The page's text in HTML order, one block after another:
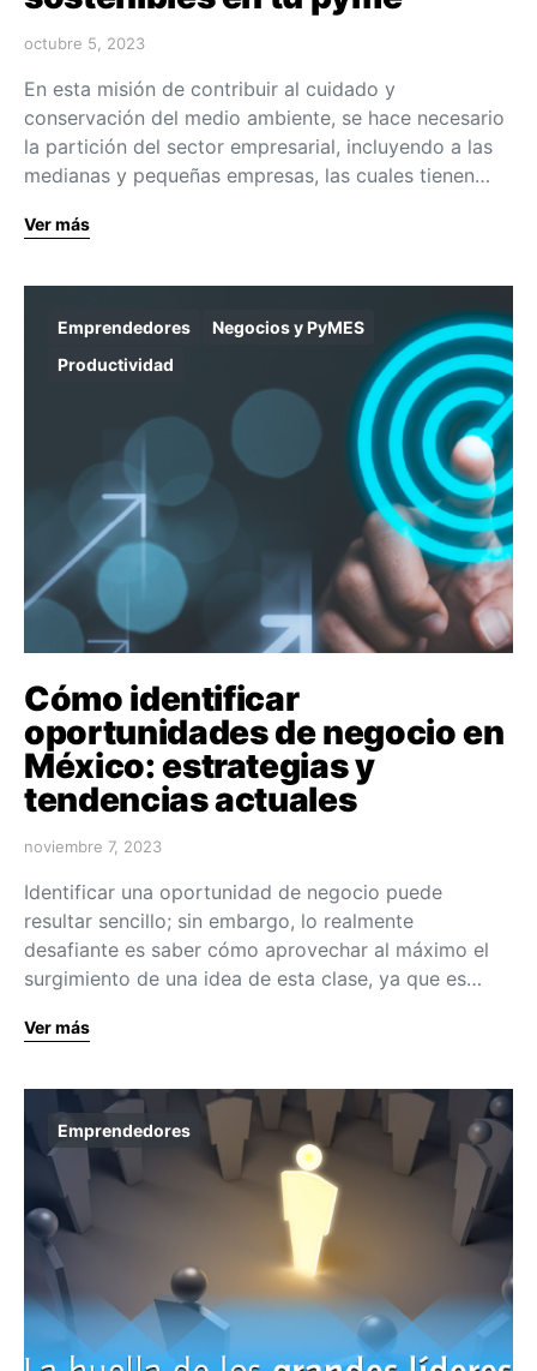
octubre 5, 2023
En esta misión de contribuir al cuidado y
conservación del medio ambiente, se hace necesario
la partición del sector empresarial, incluyendo a las
medianas y pequeñas empresas, las cuales tienen…
Ver más
Emprendedores
Negocios y PyMES
Productividad
Cómo identificar
oportunidades de negocio en
México: estrategias y
tendencias actuales
noviembre 7, 2023
Identificar una oportunidad de negocio puede
resultar sencillo; sin embargo, lo realmente
desafiante es saber cómo aprovechar al máximo el
surgimiento de una idea de esta clase, ya que es…
Ver más
Emprendedores